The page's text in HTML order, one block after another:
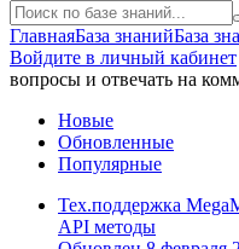
ГлавнаяБаза знанийБаза
Войдите в личный кабинет
вопросы и отвечать на
Новые
Обновленные
Популярные
Тех.поддержка
API методы